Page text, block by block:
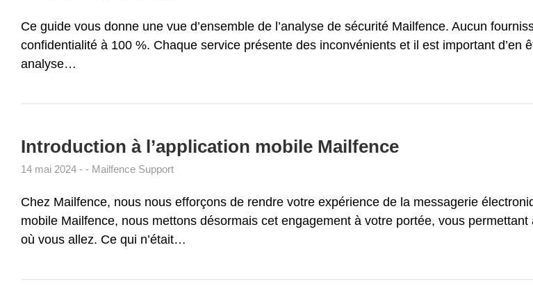
Ce guide vous donne une vue d’ensemble de l’analyse de sécurité Mailfence. Aucun
confidentialité à 100 %. Chaque service présente des inconvénients et il est important d’en
analyse…
Introduction à l’application mobile Mailfence
14 mai 2024 Mailfence Support
Chez Mailfence, nous nous efforçons de rendre votre expérience de la messagerie
mobile Mailfence, nous mettons désormais cet engagement à votre portée, vous
où vous allez. Ce qui n’était…